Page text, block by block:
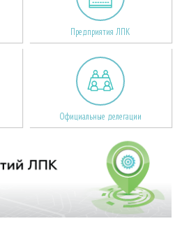
Предприятия ЛПК
Официальные делегации